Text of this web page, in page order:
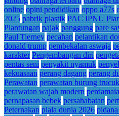
online opini pendidikan oppo a77s
2025 pabrik plastik PAC IPNU
Plantungan pajak panggung pare
Paul Tierney pecahan pelantikan
donald trump pembekalan aswaja
karakter Pengembangan diri
pentas seni penyakit nyamuk
kekuasaan perang dagang perang
Perawatan perawatan burung
perawatan wajah modern
pernapasan bebek persahabatan
Peternakan piala dunia 2026